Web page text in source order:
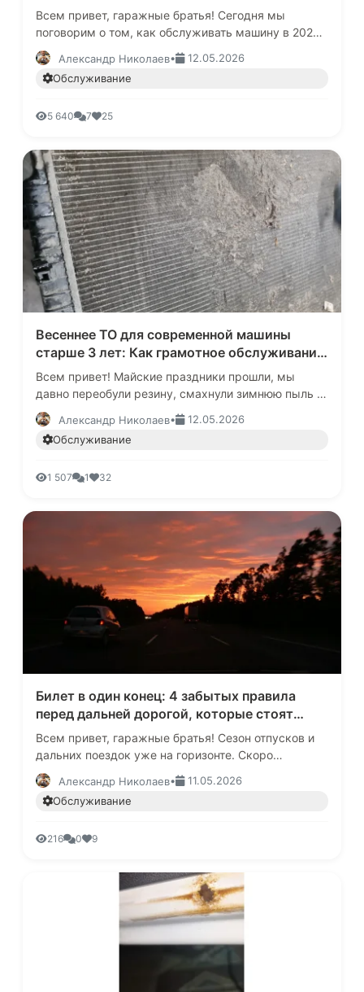
дешевле чем у официалов, и на чем
экономить категорически нельзя
Всем привет, гаражные братья! Сегодня мы
поговорим о том, как обслуживать машину в 2026
году и не разориться.Каждый раз, приезжая в
сервис или открывая каталог…
Александр Николаев•
12.05.2026
Обслуживание
5 640 7 25
Весеннее ТО для современной машины
старше 3 лет: Как грамотное обслуживание
в мае сэкономит вам сотни тысяч рублей на
ремонте
Всем привет! Майские праздники прошли, мы
давно переобули резину, смахнули зимнюю пыль с
ковриков и перешли на летний режим вождения.
Казалось бы, машина к лету…
Александр Николаев•
12.05.2026
Обслуживание
1 507 1 32
Билет в один конец: 4 забытых правила
перед дальней дорогой, которые стоят
водителям жизни
Всем привет, гаражные братья! Сезон отпусков и
дальних поездок уже на горизонте. Скоро
миллионы автомобилей отправятся на юг, к морю, в
горы или просто в многод…
Александр Николаев•
11.05.2026
Обслуживание
216 0 9